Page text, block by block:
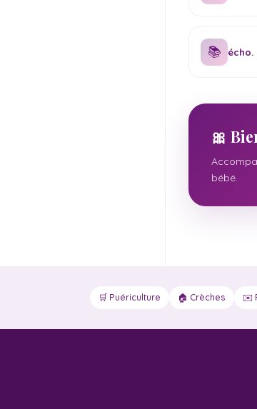
📚 écho.
🎀
bébé.
🛒 Puériculture 🏠 Crèches ✉️